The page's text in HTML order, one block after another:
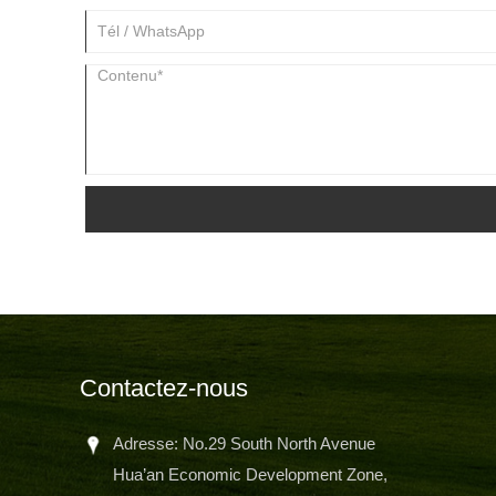
Contactez-nous
Adresse: No.29 South North Avenue
Hua’an Economic Development Zone,